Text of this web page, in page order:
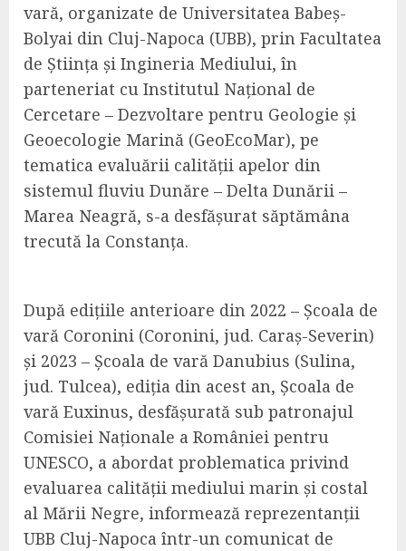
vară, organizate de Universitatea Babeș-
Bolyai din Cluj-Napoca (UBB), prin Facultatea
de Știința și Ingineria Mediului, în
parteneriat cu Institutul Național de
Cercetare – Dezvoltare pentru Geologie și
Geoecologie Marină (GeoEcoMar), pe
tematica evaluării calității apelor din
sistemul fluviu Dunăre – Delta Dunării –
Marea Neagră, s-a desfășurat săptămâna
trecută la Constanța.
După edițiile anterioare din 2022 – Școala de
vară Coronini (Coronini, jud. Caraș-Severin)
și 2023 – Școala de vară Danubius (Sulina,
jud. Tulcea), ediția din acest an, Școala de
vară Euxinus, desfășurată sub patronajul
Comisiei Naționale a României pentru
UNESCO, a abordat problematica privind
evaluarea calității mediului marin și costal
al Mării Negre, informează reprezentanții
UBB Cluj-Napoca într-un comunicat de